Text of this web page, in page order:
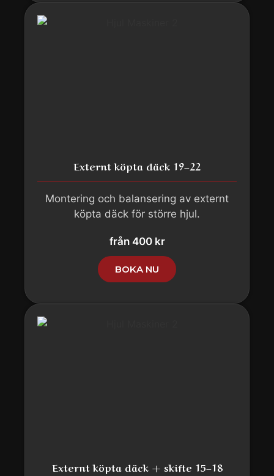
Externt köpta däck 19–22
Montering och balansering av externt
köpta däck för större hjul.
från 400 kr
BOKA NU
Externt köpta däck + skifte 15–18